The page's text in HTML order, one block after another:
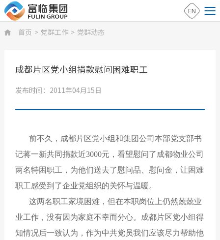
EN
 首页 > 党群工作 > 党群动态
成都片区党小组捐款慰问困难职工
发布时间：2011年04月15日
前不久，成都片区党小组和集团公司本部党支部书
记蒋一新共同捐款近3000元，看望慰问了成都物业公司
两名特困职工，为他们送去了慰问品、慰问金，让困难
职工感受到了企业党组织的关怀与温暖。
这两名职工家境困难，但在本职岗位上仍然兢兢业
业工作，没有因为家庭不幸而分心。成都片区党小组得
知情况后一致认为，作为中共党员我们应该尽力帮助他